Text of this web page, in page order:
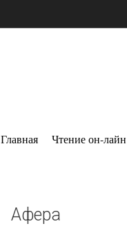
Главная Чтение он-лайн
Афера